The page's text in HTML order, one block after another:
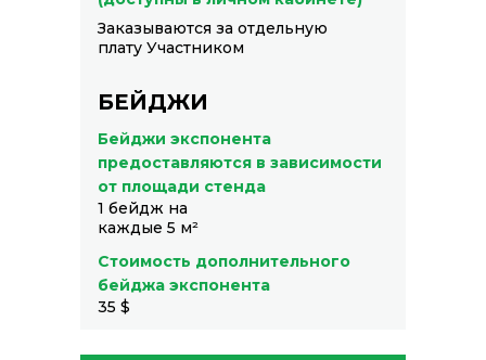
БЕЙДЖИ
Бейджи экспонента
предоставляются в зависимости
от площади стенда
Стоимость дополнительного
бейджа экспонента
35 $
1 бейдж на
каждые 5 м²
Заказываются за отдельную
плату Участником